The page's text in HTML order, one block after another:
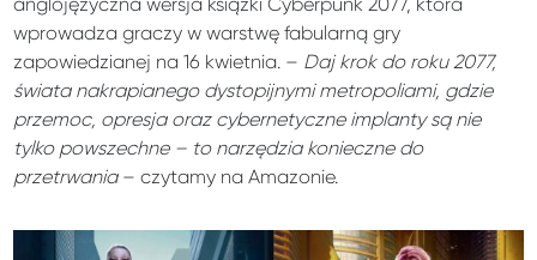
wprowadza graczy w warstwę fabularną gry
zapowiedzianej na 16 kwietnia. – Daj krok do roku 2077,
świata nakrapianego dystopijnymi metropoliami, gdzie
przemoc, opresja oraz cybernetyczne implanty są nie
tylko powszechne – to narzędzia konieczne do
przetrwania– czytamy na Amazonie.